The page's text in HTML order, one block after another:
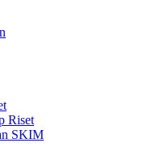
Riset
SKIM